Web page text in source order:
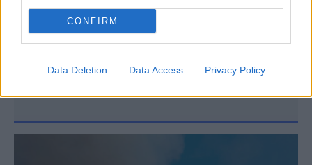
CONFIRM
Data Deletion Data Access Privacy Policy
Συνεντεύξεις 18/11/2025
Τζεφ Μοντάνα: «Κανένας δεν μπορεί